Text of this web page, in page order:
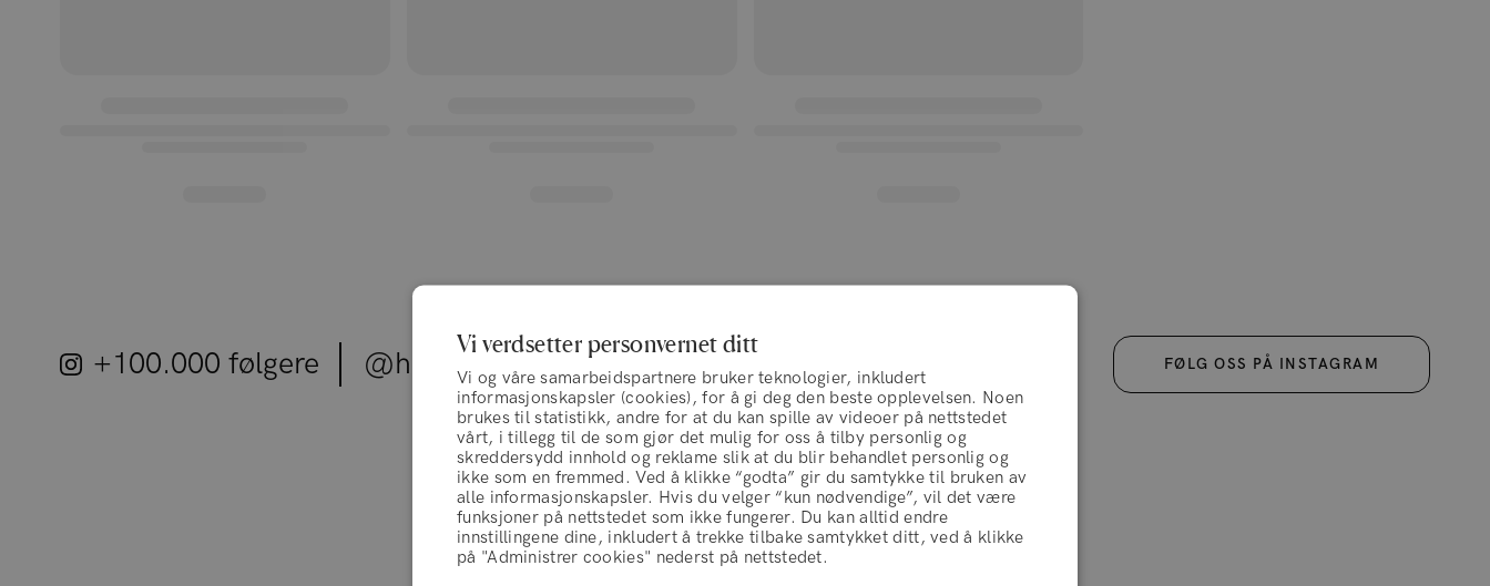
+100.000 følgere @hairlust FØLG OSS PÅ INSTAGRAM
Meld deg på vårt nyhetsbrev
Gjør som over 200.000 andre: Registrer deg for vårt nyhetsbrev og få flotte
vilkår og betingelser
Vi verdsetter personvernet ditt
Vi og våre samarbeidspartnere bruker teknologier, inkludert
informasjonskapsler (cookies), for å gi deg den beste opplevelsen. Noen
brukes til statistikk, andre for at du kan spille av videoer på nettstedet
vårt, i tillegg til de som gjør det mulig for oss å tilby personlig og
skreddersydd innhold og reklame slik at du blir behandlet personlig og
ikke som en fremmed. Ved å klikke “godta” gir du samtykke til bruken av
alle informasjonskapsler. Hvis du velger “kun nødvendige”, vil det være
funksjoner på nettstedet som ikke fungerer. Du kan alltid endre
innstillingene dine, inkludert å trekke tilbake samtykket ditt, ved å klikke
på "Administrer cookies" nederst på nettstedet.